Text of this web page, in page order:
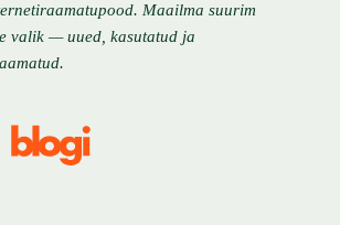
Maailma suurim
valik — uued, kasutatud ja